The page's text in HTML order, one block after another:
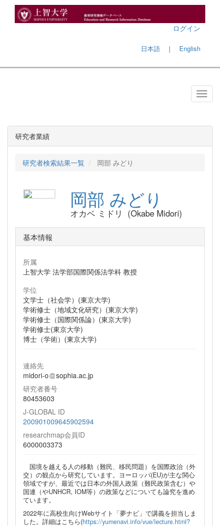
ログイン
日本語 ｜ English
研究者業績
研究者検索結果一覧 岡部 みどり
岡部 みどり
オカベ ミドリ (Okabe Midori)
基本情報
所属
上智大学 法学部国際関係法学科 教授
学位
文学士（社会学）(東京大学)
学術修士（地域文化研究）(東京大学)
学術修士（国際関係論）(東京大学)
学術修士(東京大学)
博士（学術）(東京大学)
連絡先
midori-o
sophia.ac.jp
研究者番号
80453603
J-GLOBAL ID
200901009645902594
researchmap会員ID
6000003373
国境を越える人の移動（難民、移民問題）を国際政治（外
交）の観点から研究しています。ヨーロッパ(EU)が主な関心
領域ですが、最近では日本の外国人政策（難民政策含む）や
国連（やUNHCR, IOM等）の政策などについても論究を進め
ています。
2022年に高校生向けWebサイト「夢ナビ」で講義を担当しま
した。詳細はこちら(https://yumenavi.info/vue/lecture.html?